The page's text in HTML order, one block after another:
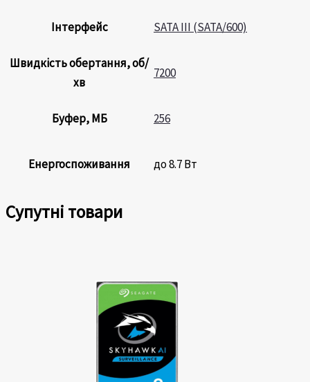
Інтерфейс SATA III (SATA/600)
Швидкість обертання, об/
хв
7200
Буфер, МБ 256
Енергоспоживання до 8.7 Вт
Супутні товари